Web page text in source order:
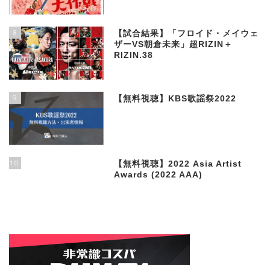
8
【試合結果】「フロイド・メイウェ
ザーVS朝倉未来」超RIZIN＋
RIZIN.38
9 【無料視聴】KBS歌謡祭2022
10
【無料視聴】2022 Asia Artist
Awards (2022 AAA)